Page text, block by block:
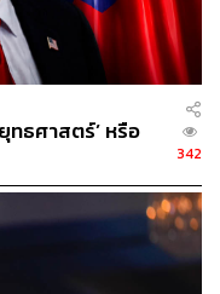
STANDARD WEALTH
ทธศาสตร์’ หรือ
342